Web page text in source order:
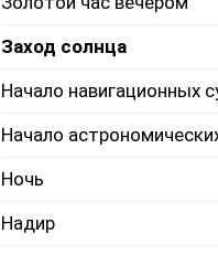
Заход солнца
Начало навигационных
Начало
Ночь
Надир